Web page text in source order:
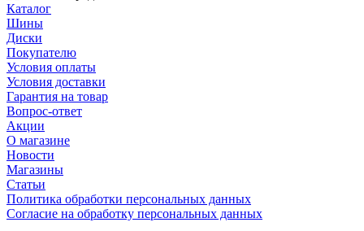
Каталог
Шины
Диски
Покупателю
Условия оплаты
Условия доставки
Гарантия на товар
Вопрос-ответ
Акции
О магазине
Новости
Магазины
Статьи
Политика обработки персональных данных
Согласие на обработку персональных данных